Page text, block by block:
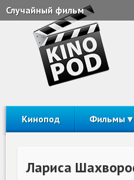
Случайный фильм
Кинопод Фильмы
Лариса